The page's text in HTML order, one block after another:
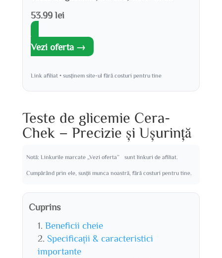
53.99 lei
Vezi oferta →
Link afiliat • susținem site-ul fără costuri pentru tine
Teste de glicemie Cera-
Chek – Precizie și Ușurință
Notă: Linkurile marcate „Vezi oferta” sunt linkuri de afiliat.
Cumpărând prin ele, susții munca noastră, fără costuri pentru tine.
Cuprins
Beneficii cheie
Specificații & caracteristici
importante